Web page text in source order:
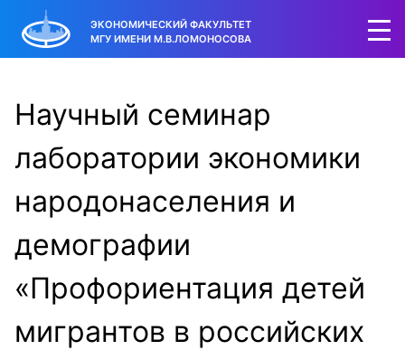
ЭКОНОМИЧЕСКИЙ ФАКУЛЬТЕТ
МГУ ИМЕНИ М.В.ЛОМОНОСОВА
Научный семинар
лаборатории экономики
народонаселения и
демографии
«Профориентация детей
мигрантов в российских